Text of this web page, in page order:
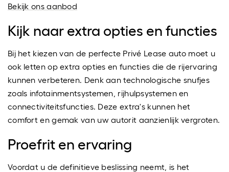
Bekijk ons aanbod
Kijk naar extra opties en functies
Bij het kiezen van de perfecte Privé Lease auto moet u
ook letten op extra opties en functies die de rijervaring
kunnen verbeteren. Denk aan technologische snufjes
zoals infotainmentsystemen, rijhulpsystemen en
connectiviteitsfuncties. Deze extra's kunnen het
comfort en gemak van uw autorit aanzienlijk vergroten.
Proefrit en ervaring
Voordat u de definitieve beslissing neemt, is het